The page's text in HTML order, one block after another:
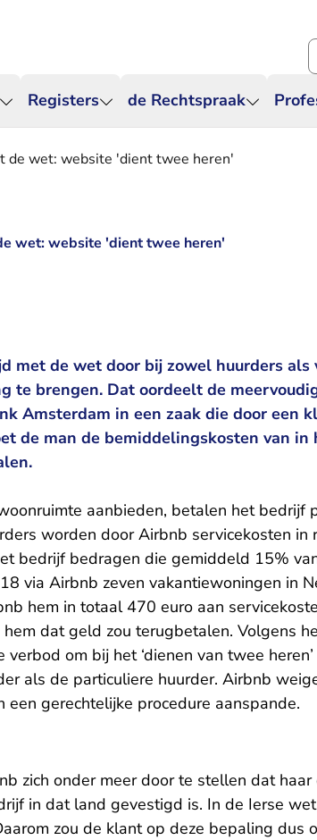
Registers de Rechtspraak
de wet: website 'dient twee heren'
wet: website 'dient twee heren'
met de wet door bij zowel huurders als
te brengen. Dat oordeelt de
Amsterdam in een zaak die door een
de man de bemiddelingskosten van in
aanbieden, betalen het bedrijf
worden door Airbnb servicekosten in
bedrijf bedragen die gemiddeld 15%
via Airbnb zeven vakantiewoningen in
hem in totaal 470 euro aan
dat geld zou terugbetalen. Volgens
om bij het ‘dienen van twee
als de particuliere huurder. Airbnb
gerechtelijke procedure aanspande.
zich onder meer door te stellen dat
in dat land gevestigd is. In de Ierse
zou de klant op deze bepaling dus